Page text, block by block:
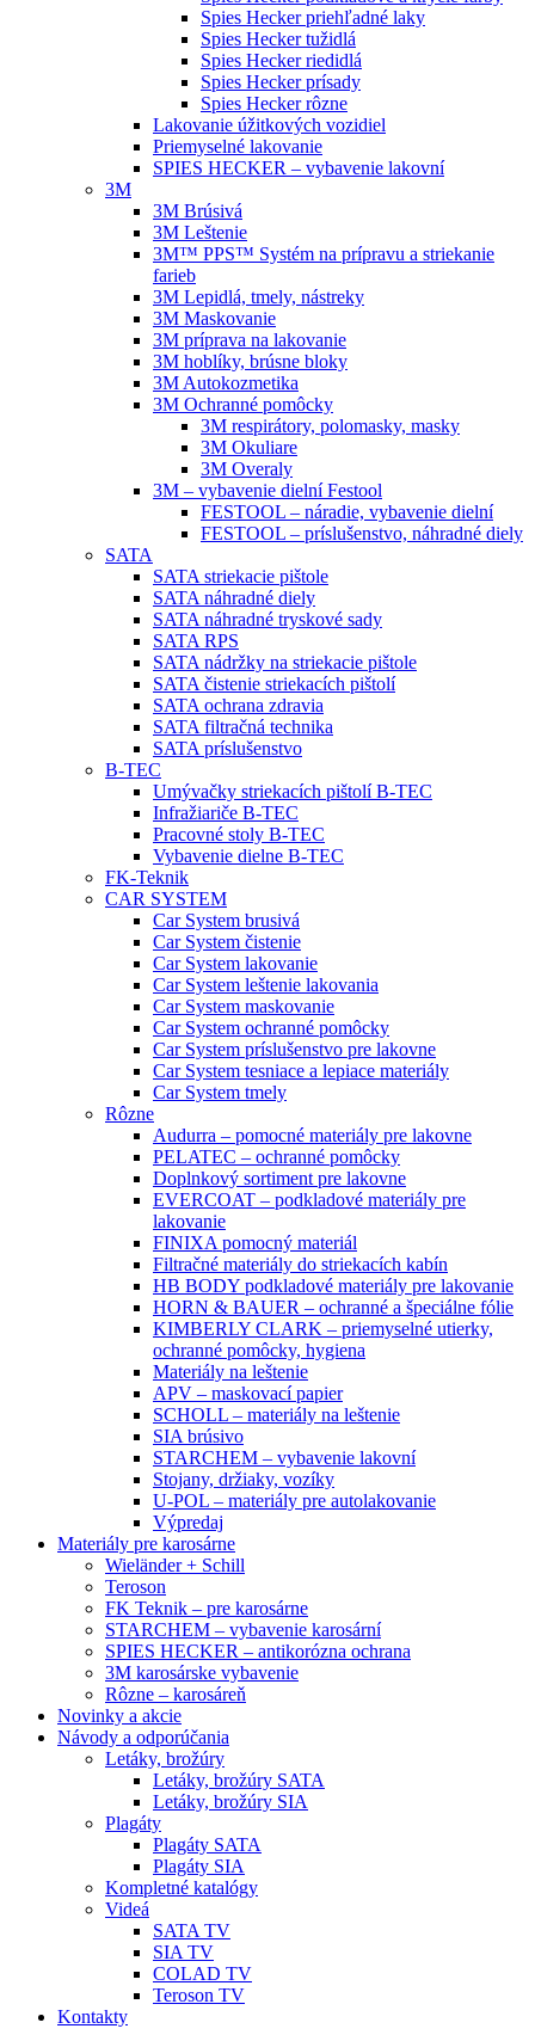
Spies Hecker priehľadné laky
Spies Hecker tužidlá
Spies Hecker riedidlá
Spies Hecker prísady
Spies Hecker rôzne
Lakovanie úžitkových vozidiel
Priemyselné lakovanie
SPIES HECKER – vybavenie lakovní
3M
3M Brúsivá
3M Leštenie
3M™ PPS™ Systém na prípravu a striekanie
farieb
3M Lepidlá, tmely, nástreky
3M Maskovanie
3M príprava na lakovanie
3M hoblíky, brúsne bloky
3M Autokozmetika
3M Ochranné pomôcky
3M respirátory, polomasky, masky
3M Okuliare
3M Overaly
3M – vybavenie dielní Festool
FESTOOL – náradie, vybavenie dielní
FESTOOL – príslušenstvo, náhradné diely
SATA
SATA striekacie pištole
SATA náhradné diely
SATA náhradné tryskové sady
SATA RPS
SATA nádržky na striekacie pištole
SATA čistenie striekacích pištolí
SATA ochrana zdravia
SATA filtračná technika
SATA príslušenstvo
B-TEC
Umývačky striekacích pištolí B-TEC
Infražiariče B-TEC
Pracovné stoly B-TEC
Vybavenie dielne B-TEC
FK-Teknik
CAR SYSTEM
Car System brusivá
Car System čistenie
Car System lakovanie
Car System leštenie lakovania
Car System maskovanie
Car System ochranné pomôcky
Car System príslušenstvo pre lakovne
Car System tesniace a lepiace materiály
Car System tmely
Rôzne
Audurra – pomocné materiály pre lakovne
PELATEC – ochranné pomôcky
Doplnkový sortiment pre lakovne
EVERCOAT – podkladové materiály pre
lakovanie
FINIXA pomocný materiál
Filtračné materiály do striekacích kabín
HB BODY podkladové materiály pre lakovanie
HORN & BAUER – ochranné a špeciálne fólie
KIMBERLY CLARK – priemyselné utierky,
ochranné pomôcky, hygiena
Materiály na leštenie
APV – maskovací papier
SCHOLL – materiály na leštenie
SIA brúsivo
STARCHEM – vybavenie lakovní
Stojany, držiaky, vozíky
U-POL – materiály pre autolakovanie
Výpredaj
Materiály pre karosárne
Wieländer + Schill
Teroson
FK Teknik – pre karosárne
STARCHEM – vybavenie karosární
SPIES HECKER – antikorózna ochrana
3M karosárske vybavenie
Rôzne – karosáreň
Novinky a akcie
Návody a odporúčania
Letáky, brožúry
Letáky, brožúry SATA
Letáky, brožúry SIA
Plagáty
Plagáty SATA
Plagáty SIA
Kompletné katalógy
Videá
SATA TV
SIA TV
COLAD TV
Teroson TV
Kontakty